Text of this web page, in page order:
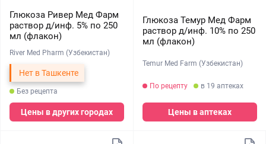
Глюкоза Ривер Мед Фарм
раствор д/инф. 5% по 250
мл (флакон)
River Med Pharm (Узбекистан)
Нет в Ташкенте
Без рецепта
Цены в других городах
Глюкоза Темур Мед Фарм
раствор д/инф. 10% по 250
мл (флакон)
Temur Med Farm (Узбекистан)
По рецепту в 19 аптеках
Цены в аптеках